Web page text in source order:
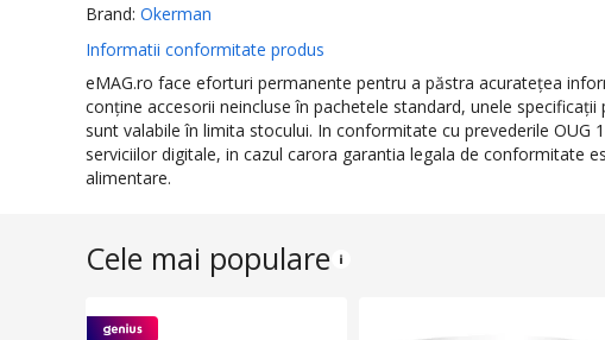
Lungime rola
Latime foaie
Brand: Okerman
Informatii conformitate produs
eMAG.ro face eforturi permanente pentru a păstra acurateţea
conţine accesorii neincluse în pachetele standard, unele
sunt valabile în limita stocului. In conformitate cu prevederile
serviciilor digitale, in cazul carora garantia legala de conformitate
alimentare.
Cele mai populare